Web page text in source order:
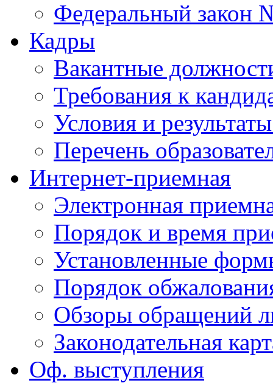
Федеральный закон
Кадры
Вакантные
Требования к
Условия и
Перечень
Интернет-приемная
Электронная
Порядок и время
Установленные
Порядок
Обзоры обращений
Законодательная
Оф. выступления